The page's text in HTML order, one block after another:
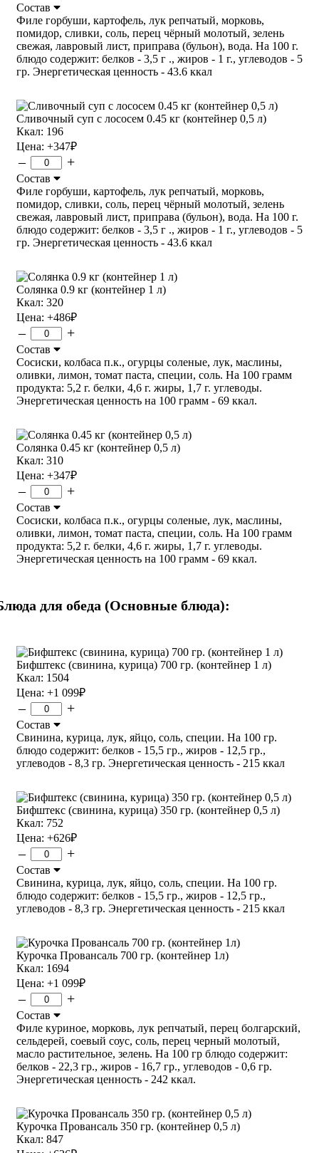
Состав
Филе горбуши, картофель, лук репчатый, морковь,
помидор, сливки, соль, перец чёрный молотый, зелень
свежая, лавровый лист, приправа (бульон), вода. На 100 г.
блюдо содержит: белков - 3,5 г ., жиров - 1 г., углеводов - 5
гр. Энергетическая ценность - 43.6 ккал
Сливочный суп с лососем 0.45 кг (контейнер 0,5 л)
Ккал: 196
Цена: +347₽
– +
Состав
Филе горбуши, картофель, лук репчатый, морковь,
помидор, сливки, соль, перец чёрный молотый, зелень
свежая, лавровый лист, приправа (бульон), вода. На 100 г.
блюдо содержит: белков - 3,5 г ., жиров - 1 г., углеводов - 5
гр. Энергетическая ценность - 43.6 ккал
Солянка 0.9 кг (контейнер 1 л)
Ккал: 320
Цена: +486₽
– +
Состав
Сосиски, колбаса п.к., огурцы соленые, лук, маслины,
оливки, лимон, томат паста, специи, соль. На 100 грамм
продукта: 5,2 г. белки, 4,6 г. жиры, 1,7 г. углеводы.
Энергетическая ценность на 100 грамм - 69 ккал.
Солянка 0.45 кг (контейнер 0,5 л)
Ккал: 310
Цена: +347₽
– +
Состав
Сосиски, колбаса п.к., огурцы соленые, лук, маслины,
оливки, лимон, томат паста, специи, соль. На 100 грамм
продукта: 5,2 г. белки, 4,6 г. жиры, 1,7 г. углеводы.
Энергетическая ценность на 100 грамм - 69 ккал.
для обеда (Основные блюда):
Бифштекс (свинина, курица) 700 гр. (контейнер 1 л)
Ккал: 1504
Цена: +1 099₽
– +
Состав
Свинина, курица, лук, яйцо, соль, специи. На 100 гр.
блюдо содержит: белков - 15,5 гр., жиров - 12,5 гр.,
углеводов - 8,3 гр. Энергетическая ценность - 215 ккал
Бифштекс (свинина, курица) 350 гр. (контейнер 0,5 л)
Ккал: 752
Цена: +626₽
– +
Состав
Свинина, курица, лук, яйцо, соль, специи. На 100 гр.
блюдо содержит: белков - 15,5 гр., жиров - 12,5 гр.,
углеводов - 8,3 гр. Энергетическая ценность - 215 ккал
Курочка Провансаль 700 гр. (контейнер 1л)
Ккал: 1694
Цена: +1 099₽
– +
Состав
Филе куриное, морковь, лук репчатый, перец болгарский,
сельдерей, соевый соус, соль, перец черный молотый,
масло растительное, зелень. На 100 гр блюдо содержит:
белков - 22,3 гр., жиров - 16,7 гр., углеводов - 0,6 гр.
Энергетическая ценность - 242 ккал.
Курочка Провансаль 350 гр. (контейнер 0,5 л)
Ккал: 847